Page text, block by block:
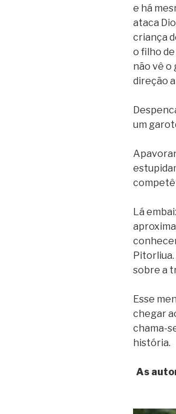
e há
ataca
criança
o filho de
não vê o
direção
um
Lá
Pitorliua.
sobre a
Esse
chegar
chama-
história.
As